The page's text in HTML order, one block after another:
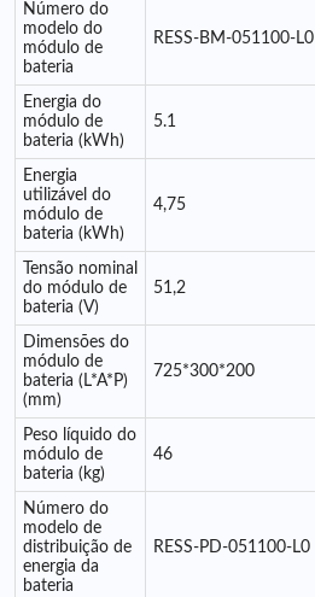
Número do
modelo do
módulo de
bateria
RESS-BM-051100-L0
Energia do
módulo de
bateria (kWh)
5.1
Energia
utilizável do
módulo de
bateria (kWh)
4,75
Tensão nominal
do módulo de
bateria (V)
51,2
Dimensões do
módulo de
bateria (L*A*P)
(mm)
725*300*200
Peso líquido do
módulo de
bateria (kg)
46
Número do
modelo de
distribuição de
energia da
bateria
RESS-PD-051100-L0